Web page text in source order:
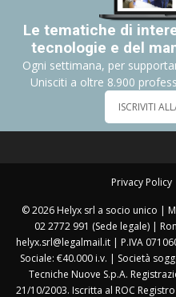
Le tematiche di
tecnologie e del
Ogni settimana, per
Unisciti a oltre 8.900
ISCRIVITI
Privacy Policy
© 2026 Helyx srl a socio unico |
02 2772 991 (Sede legale) |
helyx.srl@legalmail.it | P.IVA
Sociale: €40.000 i.v. | Società
Tecniche Nuove S.p.A.
21/10/2003. Iscritta al ROC